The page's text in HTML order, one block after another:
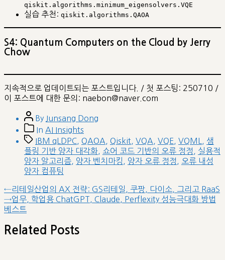
qiskit.algorithms.minimum_eigensolvers.VQE
실습 추천: qiskit.algorithms.QAOA
S4: Quantum Computers on the Cloud by Jerry
Chow
지속적으로 업데이트되는 포스트입니다. / 첫 포스팅: 250710 /
이 포스트에 대한 문의: naebon@naver.com
Post
author
By Junsang Dong
Post
categories
In AI Insights
TagsIBM qLDPC, QAOA, Qiskit, VQA, VQE, VQML , 샘
플링 기반 양자 대각화, 쇼어 코드 기반의 오류 정정 , 실용적
양자 알고리즘, 양자 벤치마킹 , 양자 오류 정정 , 오류 내성
양자 컴퓨팅
글
내
비
게
이
←Previous
post:
리테일산업의 AX 전략: GS리테일, 쿠팡, 다이소, 그리고 RaaS
→Next
post:
업무, 학업용 ChatGPT, Claude, Perflexity 성능극대화 방법
베스트
Related Posts